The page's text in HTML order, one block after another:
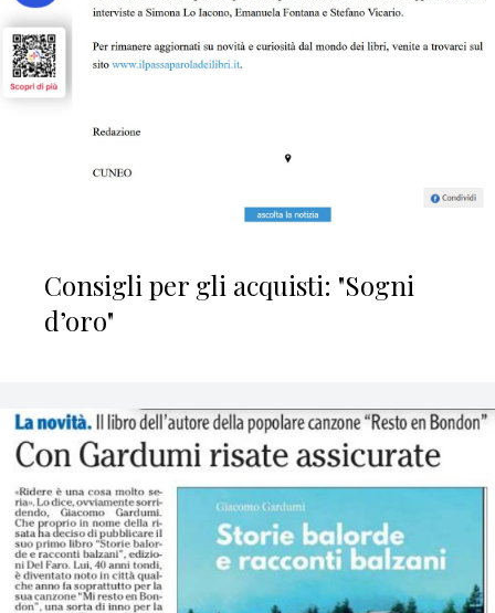
Consigli per gli acquisti: "Sogni
d’oro"